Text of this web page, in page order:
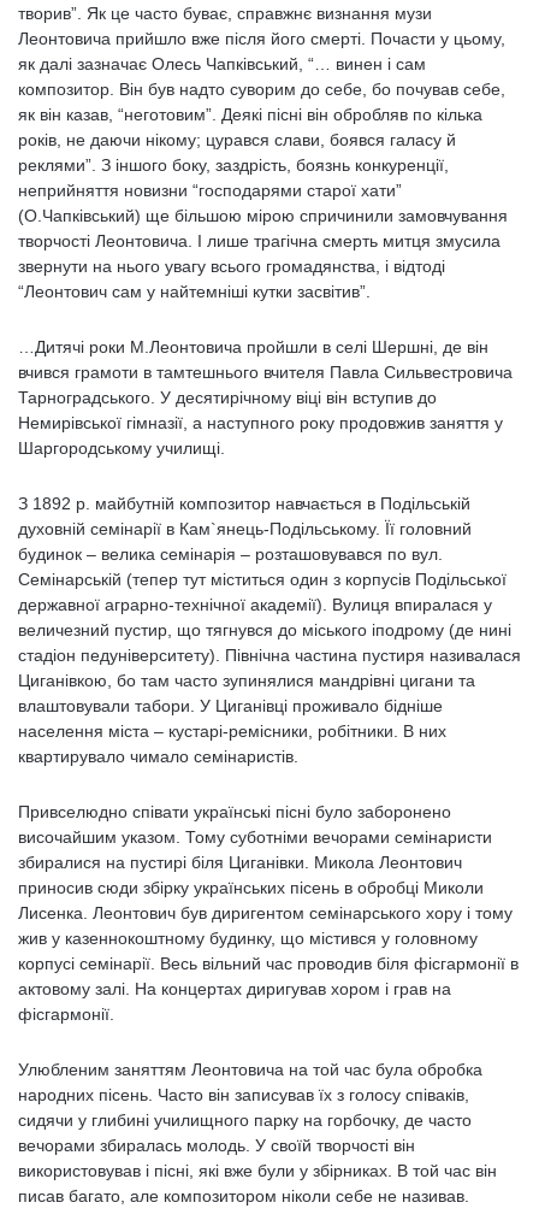
творив”. Як це часто буває, справжнє визнання музи
Леонтовича прийшло вже після його смерті. Почасти у цьому,
як далі зазначає Олесь Чапківський, “… винен і сам
композитор. Він був надто суворим до себе, бо почував себе,
як він казав, “неготовим”. Деякі пісні він обробляв по кілька
років, не даючи нікому; цурався слави, боявся галасу й
реклями”. З іншого боку, заздрість, боязнь конкуренції,
неприйняття новизни “господарями старої хати”
(О.Чапківський) ще більшою мірою спричинили замовчування
творчості Леонтовича. І лише трагічна смерть митця змусила
звернути на нього увагу всього громадянства, і відтоді
“Леонтович сам у найтемніші кутки засвітив”.
…Дитячі роки М.Леонтовича пройшли в селі Шершні, де він
вчився грамоти в тамтешнього вчителя Павла Сильвестровича
Тарноградського. У десятирічному віці він вступив до
Немирівської гімназії, а наступного року продовжив заняття у
Шаргородському училищі.
З 1892 р. майбутній композитор навчається в Подільській
духовній семінарії в Кам`янець-Подільському. Її головний
будинок – велика семінарія – розташовувався по вул.
Семінарській (тепер тут міститься один з корпусів Подільської
державної аграрно-технічної академії). Вулиця впиралася у
величезний пустир, що тягнувся до міського іподрому (де нині
стадіон педуніверситету). Північна частина пустиря називалася
Циганівкою, бо там часто зупинялися мандрівні цигани та
влаштовували табори. У Циганівці проживало бідніше
населення міста – кустарі-ремісники, робітники. В них
квартирувало чимало семінаристів.
Привселюдно співати українські пісні було заборонено
височайшим указом. Тому суботніми вечорами семінаристи
збиралися на пустирі біля Циганівки. Микола Леонтович
приносив сюди збірку українських пісень в обробці Миколи
Лисенка. Леонтович був диригентом семінарського хору і тому
жив у казеннокоштному будинку, що містився у головному
корпусі семінарії. Весь вільний час проводив біля фісгармонії в
актовому залі. На концертах диригував хором і грав на
фісгармонії.
Улюбленим заняттям Леонтовича на той час була обробка
народних пісень. Часто він записував їх з голосу співаків,
сидячи у глибині училищного парку на горбочку, де часто
вечорами збиралась молодь. У своїй творчості він
використовував і пісні, які вже були у збірниках. В той час він
писав багато, але композитором ніколи себе не називав.